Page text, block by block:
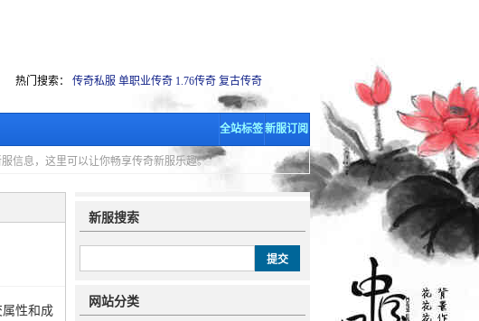
热门搜索： 传奇私服 单职业传奇 1.76传奇 复古传奇
全站标签新服订阅
信息，这里可以让你畅享传奇新服乐趣。
性和成
新服搜索
网站分类